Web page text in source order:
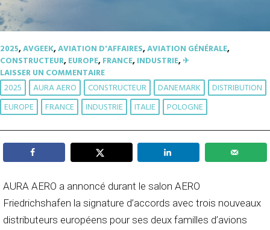
2025,AVGEEK,AVIATION D'AFFAIRES,AVIATION GÉNÉRALE,
CONSTRUCTEUR,EUROPE,FRANCE,INDUSTRIE,✈︎
LAISSER UN COMMENTAIRE
2025 AURA AERO CONSTRUCTEUR DANEMARK
DISTRIBUTION
EUROPE
FRANCE INDUSTRIE ITALIE POLOGNE
AURA AERO a annoncé durant le salon AERO
Friedrichshafen la signature d’accords avec trois nouveaux
distributeurs européens pour ses deux familles d’avions